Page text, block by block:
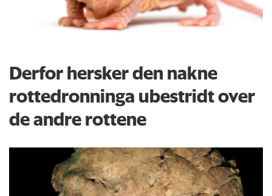
Derfor hersker den nakne
rottedronninga ubestridt over
de andre rottene